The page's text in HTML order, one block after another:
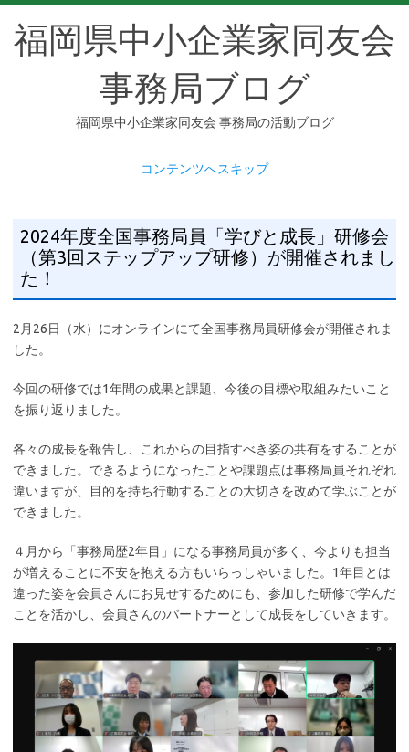
福岡県中小企業家同友会
事務局ブログ
福岡県中小企業家同友会 事務局の活動ブログ
コンテンツへスキップ
2024年度全国事務局員「学びと成長」研修会
（第3回ステップアップ研修）が開催されまし
た！
2月26日（水）にオンラインにて全国事務局員研修会が開催されま
した。
今回の研修では1年間の成果と課題、今後の目標や取組みたいこと
を振り返りました。
各々の成長を報告し、これからの目指すべき姿の共有をすることが
できました。できるようになったことや課題点は事務局員それぞれ
違いますが、目的を持ち行動することの大切さを改めて学ぶことが
できました。
４月から「事務局歴2年目」になる事務局員が多く、今よりも担当
が増えることに不安を抱える方もいらっしゃいました。1年目とは
違った姿を会員さんにお見せするためにも、参加した研修で学んだ
ことを活かし、会員さんのパートナーとして成長をしていきます。